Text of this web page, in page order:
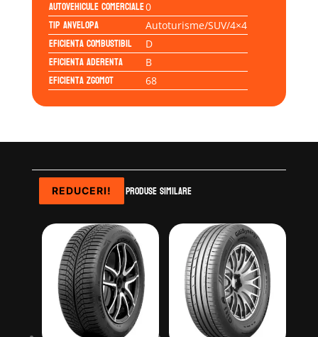
Autovehicule comerciale0
Tip anvelopa Autoturisme/SUV/4×4
Eficienta Combustibil D
Eficienta Aderenta B
Eficienta Zgomot 68
Produse similare
REDUCERI!
REDUCERI!
REDUCERI!
REDUCERI!